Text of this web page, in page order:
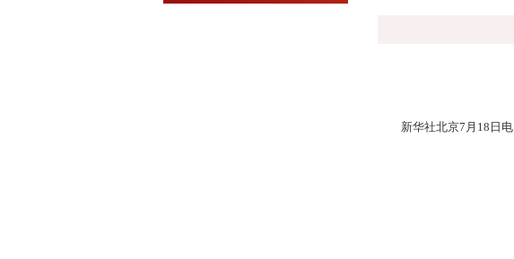
新华社北京7月18日电